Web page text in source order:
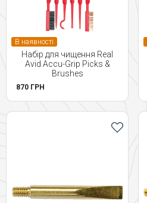
В наявності
Набір для чищення Real
Avid Accu-Grip Picks &
Brushes
870 ГРН